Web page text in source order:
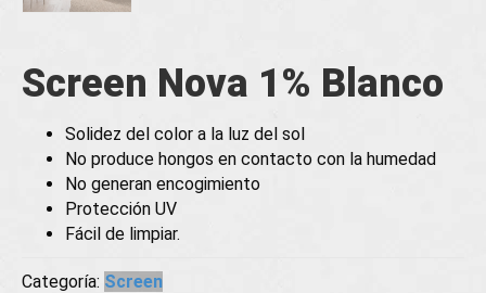
Screen Nova 1% Blanco
Solidez del color a la luz del sol
No produce hongos en contacto con la humedad
No generan encogimiento
Protección UV
Fácil de limpiar.
Categoría: Screen